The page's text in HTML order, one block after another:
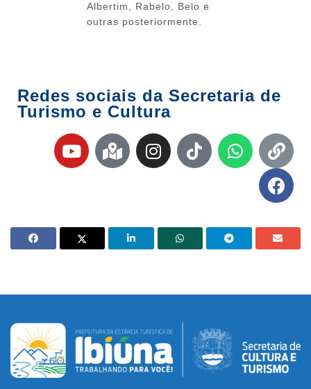
Albertim, Rabelo, Belo e
outras posteriormente.
Redes sociais da Secretaria de
Turismo e Cultura